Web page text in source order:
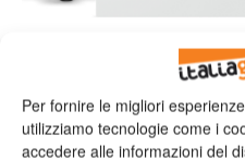
Per fornire le migliori
utilizziamo tecnologie come i
accedere alle informazioni del
SureColor SC-
T3200 a 4 colori e
Gamma versatile formata da